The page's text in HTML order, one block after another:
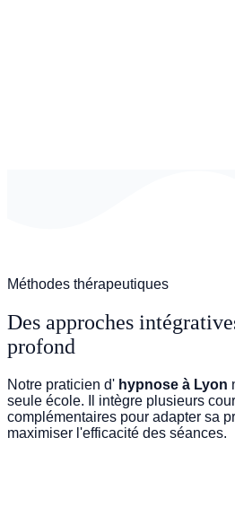
Méthodes thérapeutiques
Des approches
profond
Notre praticien d' hypnose à Lyon
seule école. Il intègre plusieurs
complémentaires pour adapter sa
maximiser l'efficacité des séances.